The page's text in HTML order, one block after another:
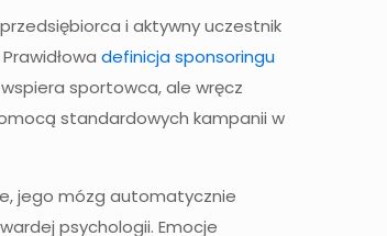
i aktywny uczestnik
definicja sponsoringu
sportowca, ale wręcz
standardowych kampanii w
jego mózg automatycznie
psychologii. Emocje